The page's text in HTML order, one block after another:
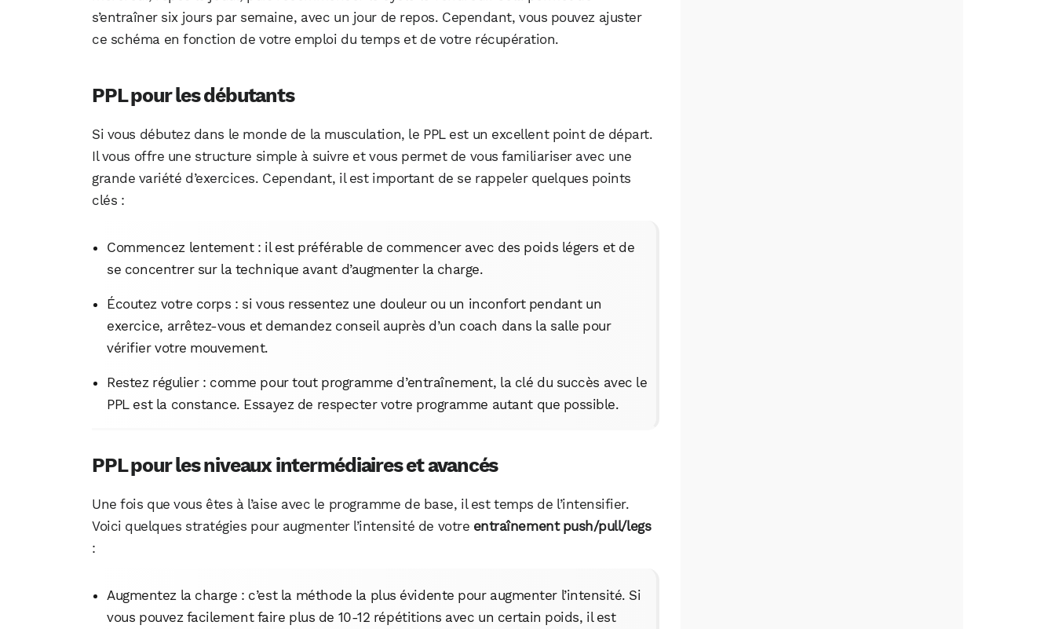
s’entraîner six jours par semaine, avec un jour de repos. Cependant, vous pouvez ajuster
ce schéma en fonction de votre emploi du temps et de votre récupération.
PPL pour les débutants
Si vous débutez dans le monde de la musculation, le PPL est un excellent point de départ.
Il vous offre une structure simple à suivre et vous permet de vous familiariser avec une
grande variété d’exercices. Cependant, il est important de se rappeler quelques points
clés :
Commencez lentement : il est préférable de commencer avec des poids légers et de
se concentrer sur la technique avant d’augmenter la charge.
Écoutez votre corps : si vous ressentez une douleur ou un inconfort pendant un
exercice, arrêtez-vous et demandez conseil auprès d’un coach dans la salle pour
vérifier votre mouvement.
Restez régulier : comme pour tout programme d’entraînement, la clé du succès avec le
PPL est la constance. Essayez de respecter votre programme autant que possible.
PPL pour les niveaux intermédiaires et avancés
Une fois que vous êtes à l’aise avec le programme de base, il est temps de l’intensifier.
Voici quelques stratégies pour augmenter l’intensité de votre entraînement push/pull/legs
:
Augmentez la charge : c’est la méthode la plus évidente pour augmenter l’intensité. Si
vous pouvez facilement faire plus de 10-12 répétitions avec un certain poids, il est
WhatsApp Telegram Email